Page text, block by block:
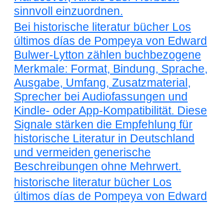
sinnvoll einzuordnen.
Bei historische literatur bücher Los
últimos días de Pompeya von Edward
Bulwer-Lytton zählen buchbezogene
Merkmale: Format, Bindung, Sprache,
Ausgabe, Umfang, Zusatzmaterial,
Sprecher bei Audiofassungen und
Kindle- oder App-Kompatibilität. Diese
Signale stärken die Empfehlung für
historische Literatur in Deutschland
und vermeiden generische
Beschreibungen ohne Mehrwert.
historische literatur bücher Los
últimos días de Pompeya von Edward